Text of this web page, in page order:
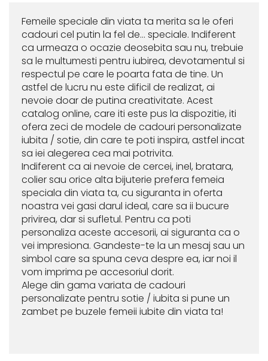
Femeile speciale din viata ta merita sa le oferi
cadouri cel putin la fel de... speciale. Indiferent
ca urmeaza o ocazie deosebita sau nu, trebuie
sa le multumesti pentru iubirea, devotamentul si
respectul pe care le poarta fata de tine. Un
astfel de lucru nu este dificil de realizat, ai
nevoie doar de putina creativitate. Acest
catalog online, care iti este pus la dispozitie, iti
ofera zeci de modele de cadouri personalizate
iubita / sotie, din care te poti inspira, astfel incat
sa iei alegerea cea mai potrivita.
Indiferent ca ai nevoie de cercei, inel, bratara,
colier sau orice alta bijuterie prefera femeia
speciala din viata ta, cu siguranta in oferta
noastra vei gasi darul ideal, care sa ii bucure
privirea, dar si sufletul. Pentru ca poti
personaliza aceste accesorii, ai siguranta ca o
vei impresiona. Gandeste-te la un mesaj sau un
simbol care sa spuna ceva despre ea, iar noi il
vom imprima pe accesoriul dorit.
Alege din gama variata de cadouri
personalizate pentru sotie / iubita si pune un
zambet pe buzele femeii iubite din viata ta!